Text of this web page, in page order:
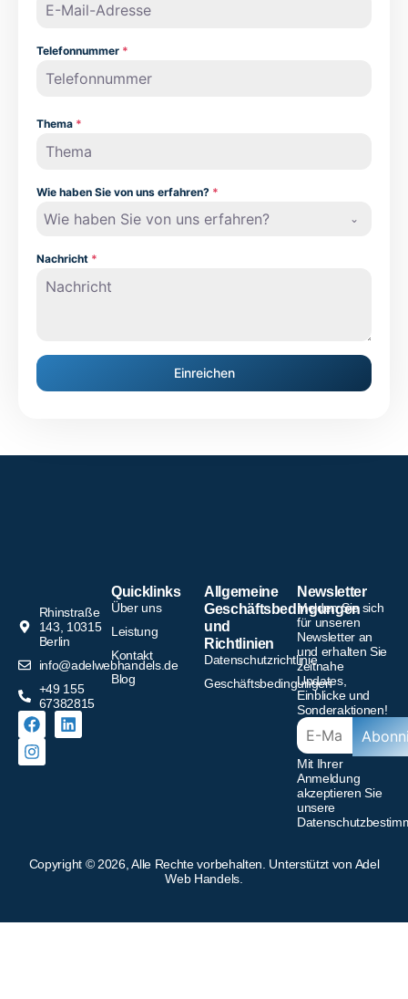
Telefonnummer *
Thema *
Wie haben Sie von uns erfahren? *
Wie haben Sie von uns erfahren?
Nachricht *
Einreichen
Rhinstraße
143, 10315
Berlin
info@adelwebhandels.de
+49 155
67382815
Quicklinks
Über uns
Leistung
Kontakt
Blog
Allgemeine
Geschäftsbedingungen
und
Richtlinien
Datenschutzrichtlinie
Geschäftsbedingungen
Newsletter
Melden Sie sich
für unseren
Newsletter an
und erhalten Sie
zeitnahe
Updates,
Einblicke und
Sonderaktionen!
Mit Ihrer
Anmeldung
akzeptieren Sie
unsere
Copyright © 2026, Alle Rechte vorbehalten. Unterstützt von Adel
Web Handels.